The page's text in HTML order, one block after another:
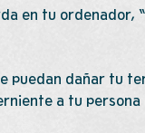
en tu ordenador,
puedan dañar tu
a tu